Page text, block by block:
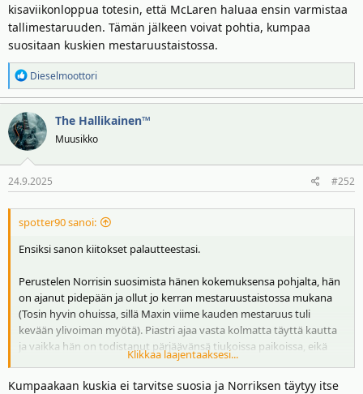
kisaviikonloppua totesin, että McLaren haluaa ensin varmistaa
tallimestaruuden. Tämän jälkeen voivat pohtia, kumpaa
suositaan kuskien mestaruustaistossa.
R
e
a
k
t
i
o
t
Dieselmoottori
The Hallikainen™
Muusikko
24.9.2025 #252
spotter90 sanoi:
Ensiksi sanon kiitokset palautteestasi.
Perustelen Norrisin suosimista hänen kokemuksensa pohjalta, hän
on ajanut pidepään ja ollut jo kerran mestaruustaistossa mukana
(Tosin hyvin ohuissa, sillä Maxin viime kauden mestaruus tuli
kevään ylivoiman myötä). Piastri ajaa vasta kolmatta täyttä kautta
ja vaikka hän on todistanut pärjäävänsä tiukoissa paikoissa, eikä
hermoile, niin minustakin hän on edelleen kehittyvä kuljettaja,
@SJ tämän jo totesi.
Klikkaa laajentaaksesi...
Kumpaakaan kuskia ei tarvitse suosia ja Norriksen täytyy itse